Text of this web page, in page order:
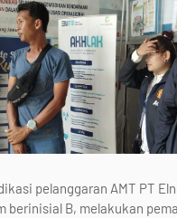
pelanggaran AMT PT
berinisial B, melakukan